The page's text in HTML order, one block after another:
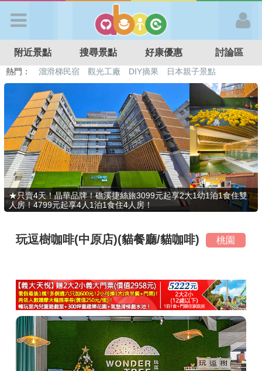
APP登入
首 頁
搜尋景點
好康優惠
最新消息
最新留言
商家合作
推薦景點
討論區
附近景點 搜尋景點 好康優惠 討論區
熱門： 溜滑梯民宿 觀光工廠 DIY摘果
日本親子景點
特色遊戲場
親子住房優惠 台北親子餐廳 溫泉泡湯SPA
★只賣4天！晶華品牌！礁溪捷絲旅3099元起享2大1幼1泊1食住雙
人房！4799元起享4人1泊1食住4人房！
玩逗樹咖啡(中原店)(貓餐廳/貓咖啡) 桃園